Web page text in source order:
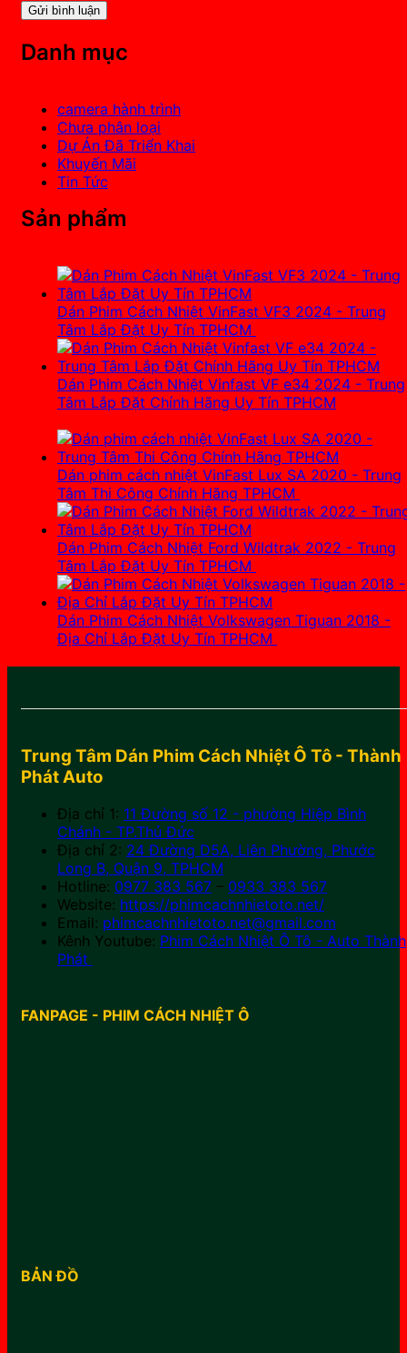
Danh mục
camera hành trình
Chưa phân loại
Dự Án Đã Triển Khai
Khuyến Mãi
Tin Tức
Sản phẩm
Dán Phim Cách Nhiệt VinFast VF3 2024 - Trung
Tâm Lắp Đặt Uy Tín TPHCM
Dán Phim Cách Nhiệt Vinfast VF e34 2024 - Trung
Tâm Lắp Đặt Chính Hãng Uy Tín TPHCM
Dán phim cách nhiệt VinFast Lux SA 2020 - Trung
Tâm Thi Công Chính Hãng TPHCM
Dán Phim Cách Nhiệt Ford Wildtrak 2022 - Trung
Tâm Lắp Đặt Uy Tín TPHCM
Dán Phim Cách Nhiệt Volkswagen Tiguan 2018 -
Địa Chỉ Lắp Đặt Uy Tín TPHCM
Trung Tâm Dán Phim Cách Nhiệt Ô Tô - Thành
Phát Auto
Địa chỉ 1: 11 Đường số 12 - phường Hiệp Bình
Chánh - TP.Thủ Đức
Địa chỉ 2: 24 Đường D5A, Liên Phường, Phước
Long B, Quận 9, TPHCM
Hotline: 0977 383 567 – 0933 383 567
Website: https://phimcachnhietoto.net/
Email: phimcachnhietoto.net@gmail.com
Kênh Youtube: Phim Cách Nhiệt Ô Tô - Auto Thành
Phát
FANPAGE - PHIM CÁCH NHIỆT Ô
BẢN ĐỒ